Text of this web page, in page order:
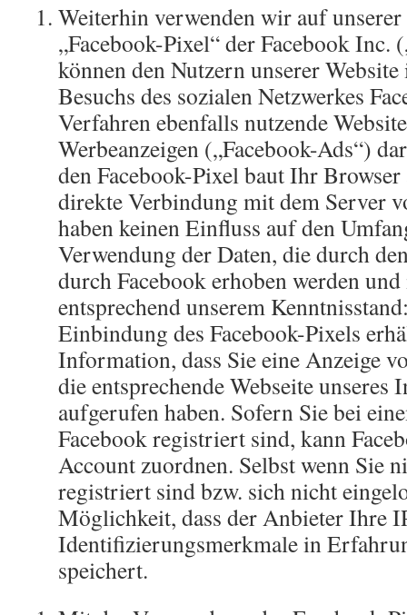
Weiterhin verwenden wir auf unserer
„Facebook-Pixel“ der Facebook Inc.
können den Nutzern unserer
Besuchs des sozialen Netzwerkes
Verfahren ebenfalls nutzende
Werbeanzeigen („Facebook-Ads“)
den Facebook-Pixel baut Ihr
direkte Verbindung mit dem Server
haben keinen Einfluss auf den
Verwendung der Daten, die durch
durch Facebook erhoben werden
entsprechend unserem
Einbindung des Facebook-Pixels
Information, dass Sie eine Anzeige
die entsprechende Webseite
aufgerufen haben. Sofern Sie bei
Facebook registriert sind, kann
Account zuordnen. Selbst wenn Sie
registriert sind bzw. sich nicht
Möglichkeit, dass der Anbieter Ihre
Identifizierungsmerkmale in
speichert.